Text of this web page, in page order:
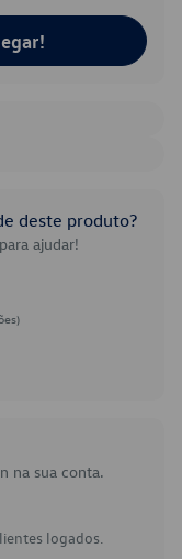
deste produto?
ajudar!
na sua conta.
logados.